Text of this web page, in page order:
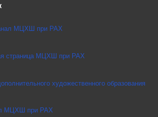
МЦХШ при РАХ
страница МЦХШ при РАХ
художественного образования
МЦХШ при РАХ